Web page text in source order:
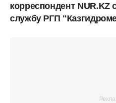
корреспондент NUR.KZ
службу РГП